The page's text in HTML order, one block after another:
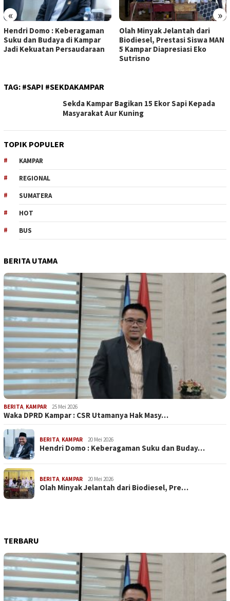
« »
Hendri Domo : Keberagaman
Suku dan Budaya di Kampar
Jadi Kekuatan Persaudaraan
Olah Minyak Jelantah dari
Biodiesel, Prestasi Siswa MAN
5 Kampar Diapresiasi Eko
Sutrisno
TAG: #SAPI #SEKDAKAMPAR
Sekda Kampar Bagikan 15 Ekor Sapi Kepada
Masyarakat Aur Kuning
TOPIK POPULER
KAMPAR
REGIONAL
SUMATERA
HOT
BUS
BERITA UTAMA
BERITA, KAMPAR 25 Mei 2026
Waka DPRD Kampar : CSR Utamanya Hak Masy…
BERITA, KAMPAR 20 Mei 2026
Hendri Domo : Keberagaman Suku dan Buday…
BERITA, KAMPAR 20 Mei 2026
Olah Minyak Jelantah dari Biodiesel, Pre…
TERBARU